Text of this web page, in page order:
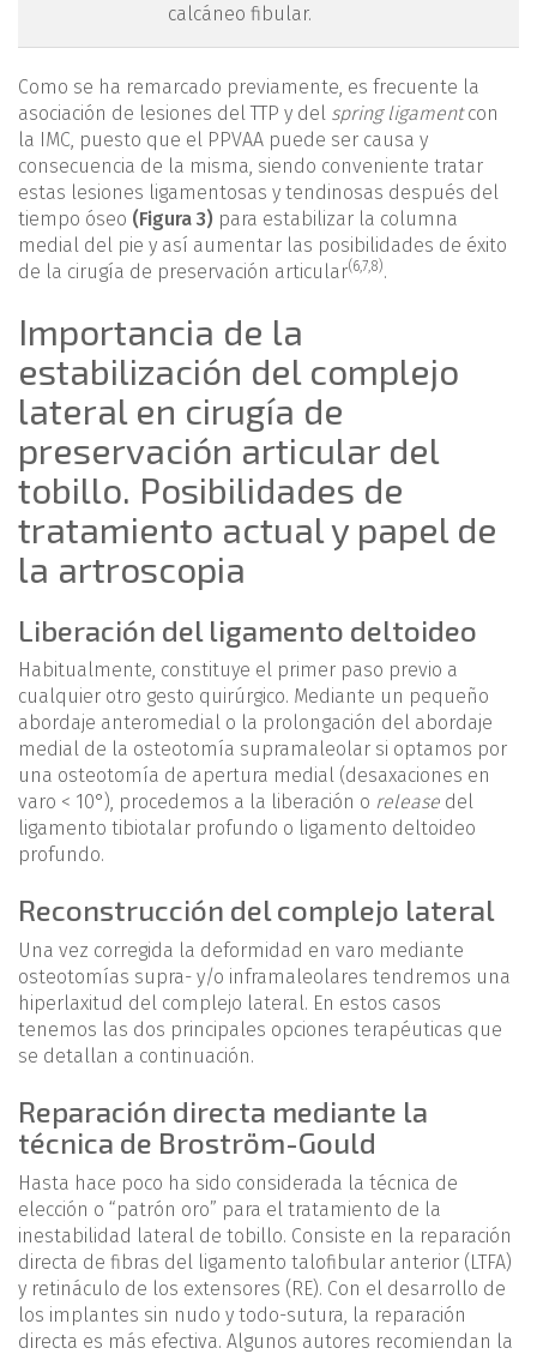
calcáneo fibular.
Como se ha remarcado previamente, es frecuente la
asociación de lesiones del TTP y del spring ligamentcon
la IMC, puesto que el PPVAA puede ser causa y
consecuencia de la misma, siendo conveniente tratar
estas lesiones ligamentosas y tendinosas después del
tiempo óseo (Figura 3) para estabilizar la columna
medial del pie y así aumentar las posibilidades de éxito
de la cirugía de preservación articular(67 8).
Importancia de la
estabilización del complejo
lateral en cirugía de
preservación articular del
tobillo. Posibilidades de
tratamiento actual y papel de
la artroscopia
Liberación del ligamento deltoideo
Habitualmente, constituye el primer paso previo a
cualquier otro gesto quirúrgico. Mediante un pequeño
abordaje anteromedial o la prolongación del abordaje
medial de la osteotomía supramaleolar si optamos por
una osteotomía de apertura medial (desaxaciones en
varo < 10°), procedemos a la liberación o release del
ligamento tibiotalar profundo o ligamento deltoideo
profundo.
Reconstrucción del complejo lateral
Una vez corregida la deformidad en varo mediante
osteotomías supra- y/o inframaleolares tendremos una
hiperlaxitud del complejo lateral. En estos casos
tenemos las dos principales opciones terapéuticas que
se detallan a continuación.
Reparación directa mediante la
técnica de Broström-Gould
Hasta hace poco ha sido considerada la técnica de
elección o “patrón oro” para el tratamiento de la
inestabilidad lateral de tobillo. Consiste en la reparación
directa de fibras del ligamento talofibular anterior (LTFA)
y retináculo de los extensores (RE). Con el desarrollo de
los implantes sin nudo y todo-sutura, la reparación
directa es más efectiva. Algunos autores recomiendan la